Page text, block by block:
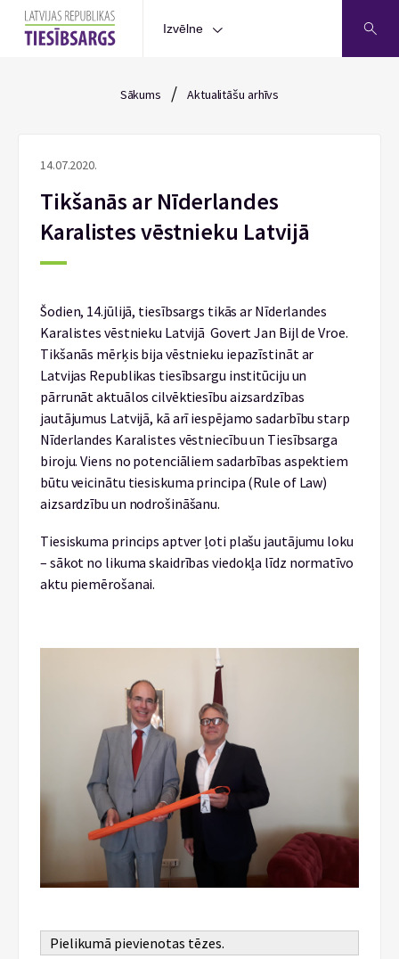
Izvēlne
Sākums / Aktualitāšu arhīvs
14.07.2020.
Tikšanās ar Nīderlandes
Karalistes vēstnieku Latvijā
Šodien, 14.jūlijā, tiesībsargs tikās ar Nīderlandes
Karalistes vēstnieku Latvijā Govert Jan Bijl de Vroe.
Tikšanās mērķis bija vēstnieku iepazīstināt ar
Latvijas Republikas tiesībsargu institūciju un
pārrunāt aktuālos cilvēktiesību aizsardzības
jautājumus Latvijā, kā arī iespējamo sadarbību starp
Nīderlandes Karalistes vēstniecību un Tiesībsarga
biroju. Viens no potenciāliem sadarbības aspektiem
būtu veicinātu tiesiskuma principa (Rule of Law)
aizsardzību un nodrošināšanu.
Tiesiskuma princips aptver ļoti plašu jautājumu loku
– sākot no likuma skaidrības viedokļa līdz normatīvo
aktu piemērošanai.
Pielikumā pievienotas tēzes.